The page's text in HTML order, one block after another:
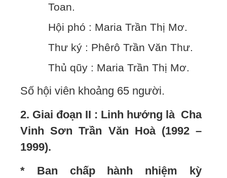
Toan.
Hội phó : Maria Trần Thị Mơ.
Thư ký : Phêrô Trần Văn Thư.
Thủ qũy : Maria Trần Thị Mơ.
Số hội viên khoảng 65 người.
2. Giai đoạn II : Linh hướng là Cha
Vinh Sơn Trần Văn Hoà (1992 –
1999).
* Ban chấp hành nhiệm kỳ